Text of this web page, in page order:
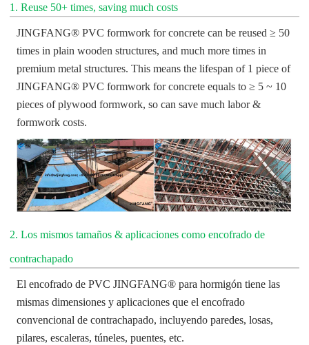
1. Reuse 50+ times, saving much costs
JINGFANG® PVC formwork for concrete can be reused ≥ 50
times in plain wooden structures, and much more times in
premium metal structures. This means the lifespan of 1 piece of
JINGFANG® PVC formwork for concrete equals to ≥ 5 ~ 10
pieces of plywood formwork, so can save much labor &
formwork costs.
2. Los mismos tamaños & aplicaciones como encofrado de
contrachapado
El encofrado de PVC JINGFANG® para hormigón tiene las
mismas dimensiones y aplicaciones que el encofrado
convencional de contrachapado, incluyendo paredes, losas,
pilares, escaleras, túneles, puentes, etc.